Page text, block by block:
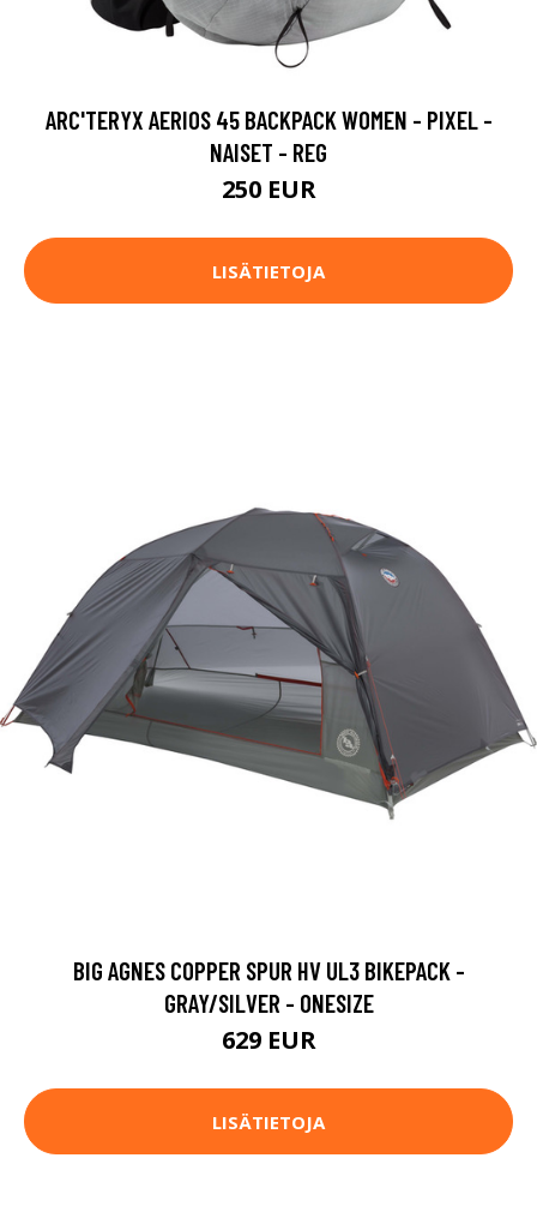
ARC'TERYX AERIOS 45 BACKPACK WOMEN - PIXEL -
NAISET - REG
250 EUR
LISÄTIETOJA
BIG AGNES COPPER SPUR HV UL3 BIKEPACK -
GRAY/SILVER - ONESIZE
629 EUR
LISÄTIETOJA